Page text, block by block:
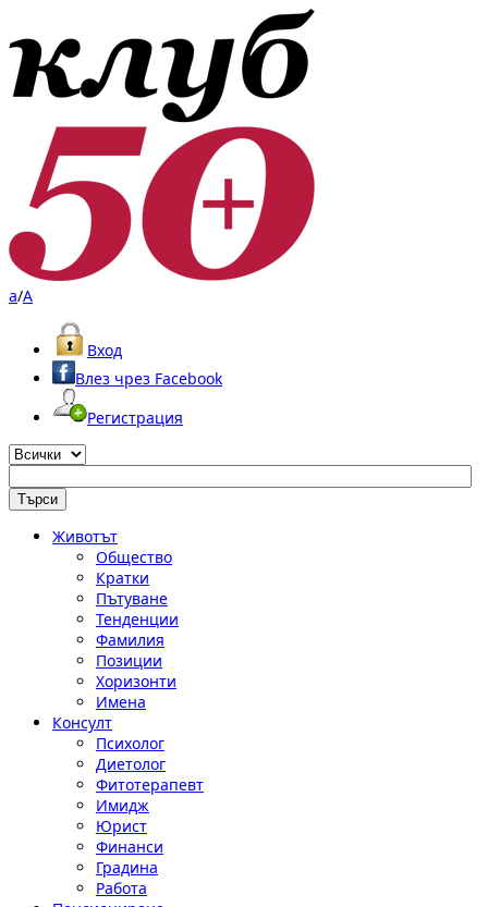
a/A
Вход
Влез чрез Facebook
Регистрация
Животът
Общество
Кратки
Пътуване
Тенденции
Фамилия
Позиции
Хоризонти
Имена
Консулт
Психолог
Диетолог
Фитотерапевт
Имидж
Юрист
Финанси
Градина
Работа